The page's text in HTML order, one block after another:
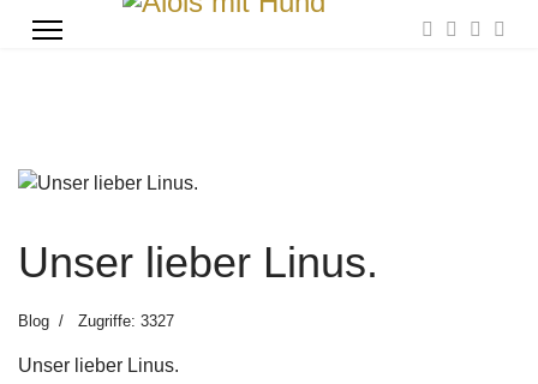
Unser lieber Linus.
Blog Zugriffe: 3327
Unser lieber Linus.